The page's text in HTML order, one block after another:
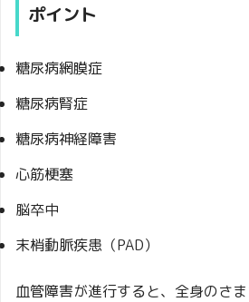
ポイント
糖尿病網膜症
糖尿病腎症
糖尿病神経障害
心筋梗塞
脳卒中
末梢動脈疾患（PAD）
血管障害が進行すると、全身のさ